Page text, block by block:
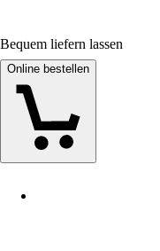
Bequem liefern lassen
Online bestellen